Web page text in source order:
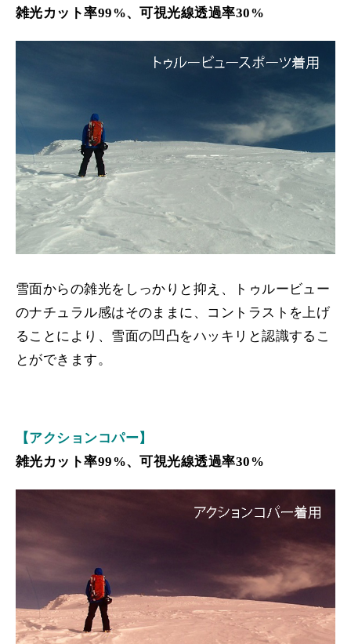
雑光カット率99%、可視光線透過率30%
雪面からの雑光をしっかりと抑え、トゥルービュー
のナチュラル感はそのままに、コントラストを上げ
ることにより、雪面の凹凸をハッキリと認識するこ
とができます。
【アクションコパー】
雑光カット率99%、可視光線透過率30%